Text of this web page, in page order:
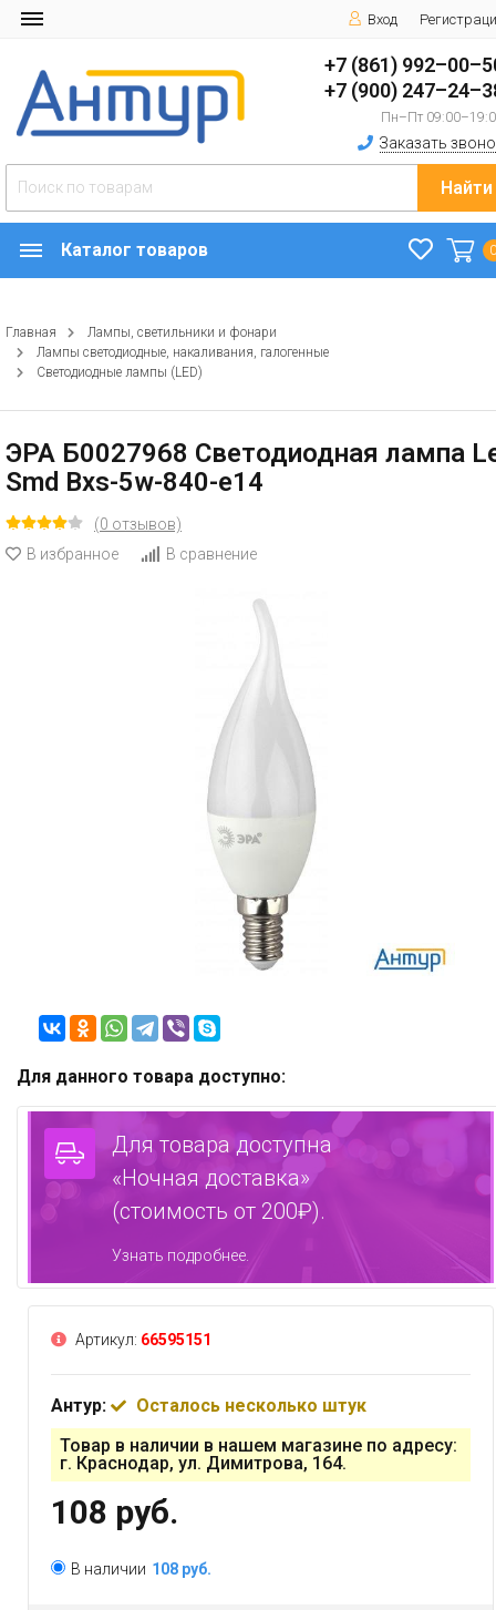
Вход
+7 (861)
+7 (900)
Пн–Пт
Заказать
Найти
Каталог товаров
Главная
Лампы, светильники и фонари
Лампы светодиодные, накаливания, галогенные
Светодиодные лампы (LED)
ЭРА Б0027968 Светодиодная лампа
Smd Bxs-5w-840-e14
(0 отзывов)
В избранное
В сравнение
Для данного товара доступно:
Для товара доступна
«Ночная доставка»
(стоимость от 200₽).
Узнать подробнее.
Артикул: 66595151
Антур:
Осталось несколько штук
Товар в наличии в нашем магазине по адресу:
г. Краснодар, ул. Димитрова, 164.
108 руб.
В наличии 108 руб.